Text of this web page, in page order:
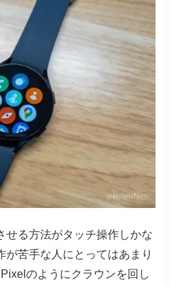
せる方法がタッチ操作しかな
が苦手な人にとってはあまり
のようにクラウンを回し